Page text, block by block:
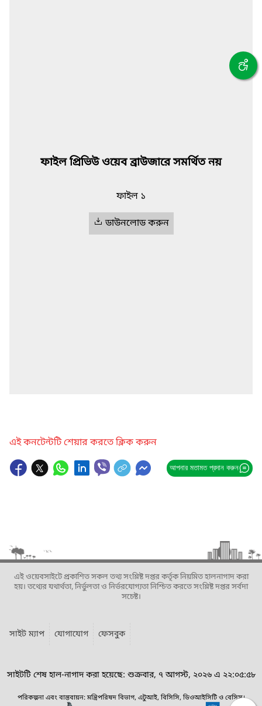
ফাইল প্রিভিউ ওয়েব ব্রাউজারে সমর্থিত নয়
ফাইল ১
ডাউনলোড করুন
এই কনটেন্টটি শেয়ার করতে ক্লিক করুন
আপনার মতামত প্রদান করুন
এই ওয়েবসাইটে প্রকাশিত সকল তথ্য সংশ্লিষ্ট দপ্তর কর্তৃক নিয়মিত হালনাগাদ করা
হয়। তথ্যের যথার্থতা, নির্ভুলতা ও নির্ভরযোগ্যতা নিশ্চিত করতে সংশ্লিষ্ট দপ্তর সর্বদা
সচেষ্ট।
সাইট ম্যাপ যোগাযোগ ফেসবুক
সাইটটি শেষ হাল-নাগাদ করা হয়েছে: শুক্রবার, ৭ আগস্ট, ২০২৬ এ ২২:০৫:৫৮
পরিকল্পনা এবং বাস্তবায়ন: মন্ত্রিপরিষদ বিভাগ, এটুআই, বিসিসি, ডিওআইসিটি ও বেসিস।